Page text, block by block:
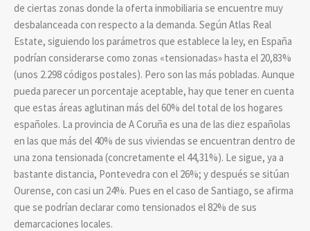
de ciertas zonas donde la oferta inmobiliaria se encuentre muy
desbalanceada con respecto a la demanda. Según Atlas Real
Estate, siguiendo los parámetros que establece la ley, en España
podrían considerarse como zonas «tensionadas» hasta el 20,83%
(unos 2.298 códigos postales). Pero son las más pobladas. Aunque
pueda parecer un porcentaje aceptable, hay que tener en cuenta
que estas áreas aglutinan más del 60% del total de los hogares
españoles. La provincia de A Coruña es una de las diez españolas
en las que más del 40% de sus viviendas se encuentran dentro de
una zona tensionada (concretamente el 44,31%). Le sigue, ya a
bastante distancia, Pontevedra con el 26%; y después se sitúan
Ourense, con casi un 24%. Pues en el caso de Santiago, se afirma
que se podrían declarar como tensionados el 82% de sus
demarcaciones locales.